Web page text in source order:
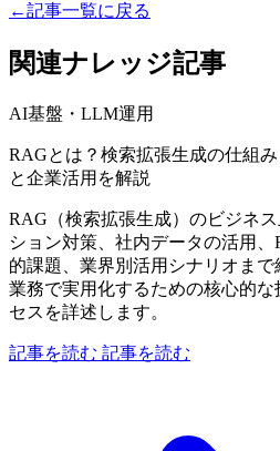
←記事一覧に戻る
関連ナレッジ記事
AI基盤・LLM運用
RAGとは？検索拡張生成の仕組
と企業活用を解説
RAG（検索拡張生成）のビジネ
ション対策、社内データの活用
的課題、業界別活用シナリオま
業務で実用化するための核心的
セスを詳述します。
記事を読む 記事を読む